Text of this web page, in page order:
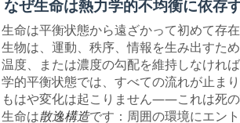
なぜ生命は熱力学的不均衡に依存
生命は平衡状態から遠ざかって初めて存
生物は、運動、秩序、情報を生み出すため
温度、または濃度の勾配を維持しなけれ
学的平衡状態では、すべての流れが止まり
もはや変化は起こりません——これは死の
生命は散逸構造です：周囲の環境にエン